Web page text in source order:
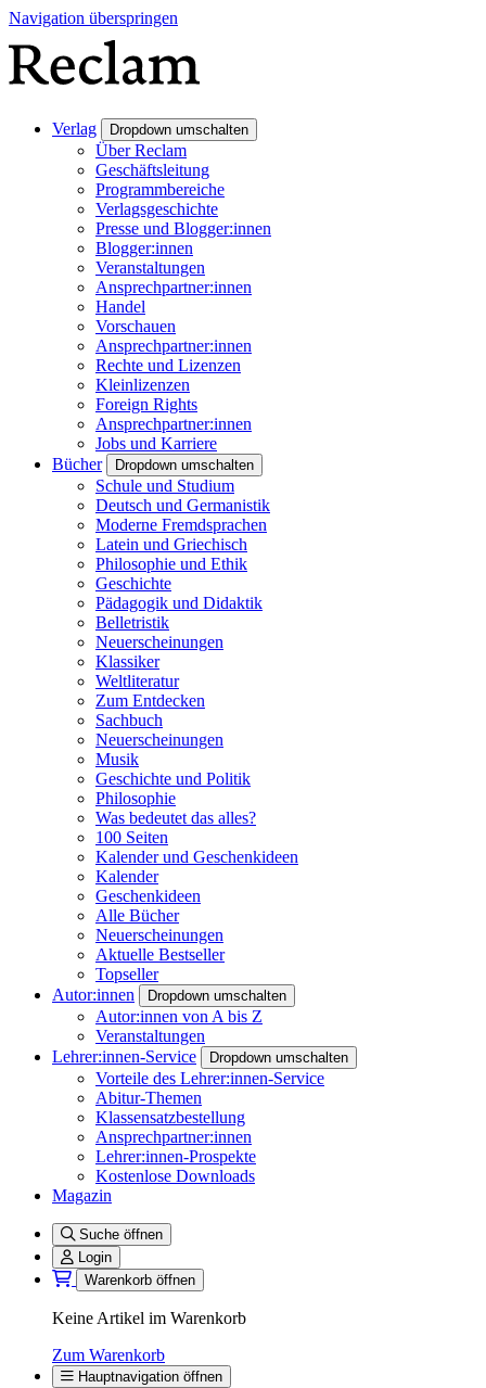
Navigation überspringen
Verlag Dropdown umschalten
Über Reclam
Geschäftsleitung
Programmbereiche
Verlagsgeschichte
Presse und Blogger:innen
Blogger:innen
Veranstaltungen
Ansprechpartner:innen
Handel
Vorschauen
Ansprechpartner:innen
Rechte und Lizenzen
Kleinlizenzen
Foreign Rights
Ansprechpartner:innen
Jobs und Karriere
Bücher
Dropdown umschalten
Schule und Studium
Deutsch und Germanistik
Moderne Fremdsprachen
Latein und Griechisch
Philosophie und Ethik
Geschichte
Pädagogik und Didaktik
Belletristik
Neuerscheinungen
Klassiker
Weltliteratur
Zum Entdecken
Sachbuch
Neuerscheinungen
Musik
Geschichte und Politik
Philosophie
Was bedeutet das alles?
100 Seiten
Kalender und Geschenkideen
Kalender
Geschenkideen
Alle Bücher
Neuerscheinungen
Aktuelle Bestseller
Topseller
Autor:innen
Dropdown umschalten
Autor:innen von A bis Z
Veranstaltungen
Lehrer:innen-Service
Dropdown umschalten
Vorteile des Lehrer:innen-Service
Abitur-Themen
Klassensatzbestellung
Ansprechpartner:innen
Lehrer:innen-Prospekte
Kostenlose Downloads
Magazin
Suche öffnen
Login
Warenkorb öffnen
Keine Artikel im Warenkorb
Zum Warenkorb
Hauptnavigation öffnen